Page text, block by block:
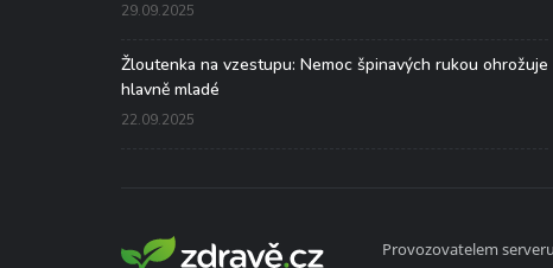
29.09.2025
Žloutenka na vzestupu: Nemoc špinavých rukou ohrožuje
hlavně mladé
22.09.2025
Provozovatelem